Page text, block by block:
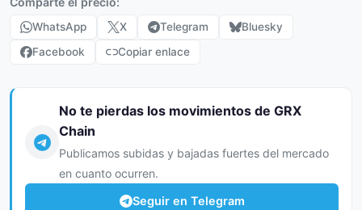
WhatsApp X Telegram
Bluesky
Facebook
Copiar enlace
No te pierdas los movimientos de GRX
Chain
Publicamos subidas y bajadas fuertes del mercado
en cuanto ocurren.
Seguir en Telegram